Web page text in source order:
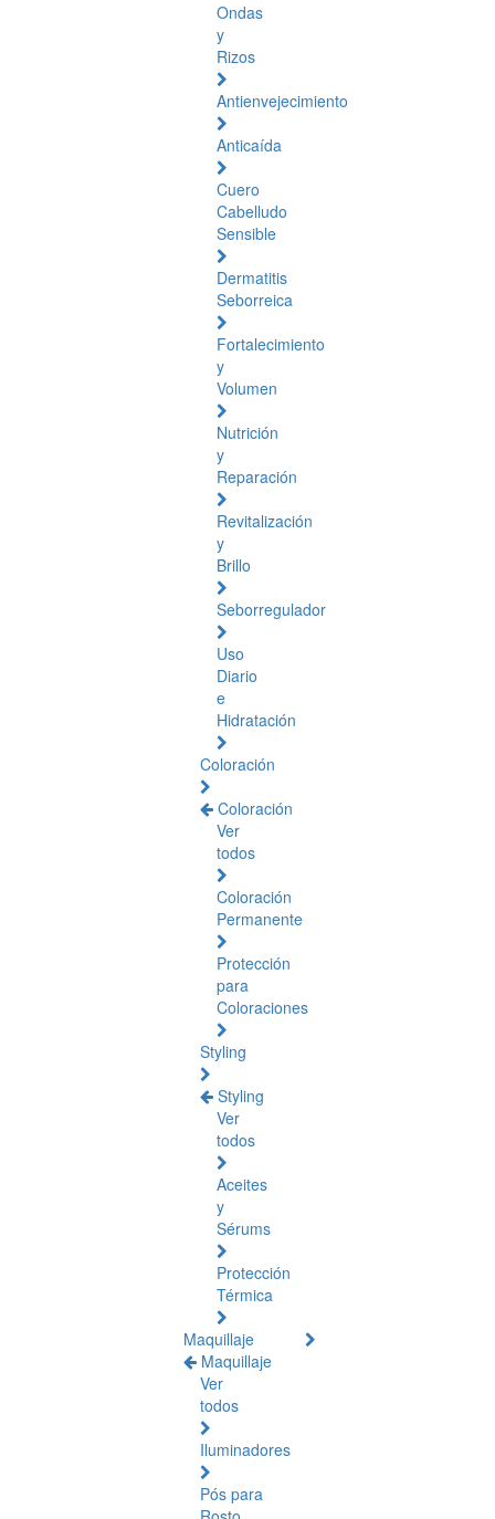
Ondas
y
Rizos
Antienvejecimiento
Anticaída
Cuero
Cabelludo
Sensible
Dermatitis
Seborreica
Fortalecimiento
y
Volumen
Nutrición
y
Reparación
Revitalización
y
Brillo
Seborregulador
Uso
Diario
e
Hidratación
Coloración
Coloración
Ver
todos
Coloración
Permanente
Protección
para
Coloraciones
Styling
Styling
Ver
todos
Aceites
y
Sérums
Protección
Térmica
Maquillaje
Maquillaje
Ver
todos
Iluminadores
Pós para